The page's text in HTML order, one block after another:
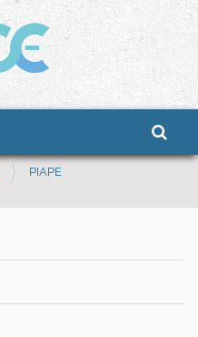
Busca
Busca
PIAPE